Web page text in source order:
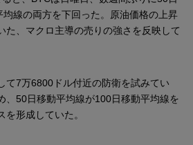
線の両方を下回った。原油価格の上昇
た、マクロ主導の売りの強さを反映して
て7万6800ドル付近の防衛を試みてい
、50日移動平均線が100日移動平均線を
形成していた。